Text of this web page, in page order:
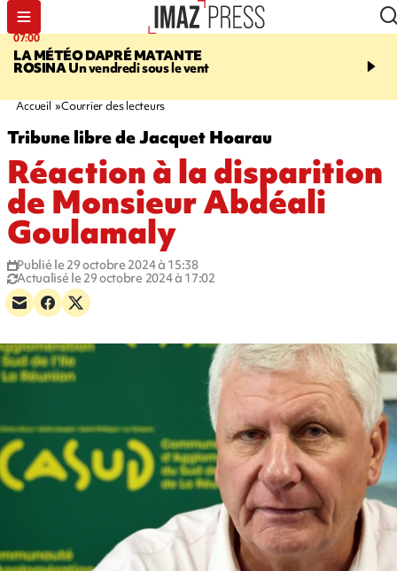
07:00
LA MÉTÉO DAPRÉ MATANTE
ROSINAUn vendredi sous le vent
07:58
téléphérique Papang
Accueil Courrier des lecteurs
Tribune libre de Jacquet Hoarau
Réaction à la disparition
de Monsieur Abdéali
Goulamaly
Publié le 29 octobre 2024 à 15:38
Actualisé le 29 octobre 2024 à 17:02